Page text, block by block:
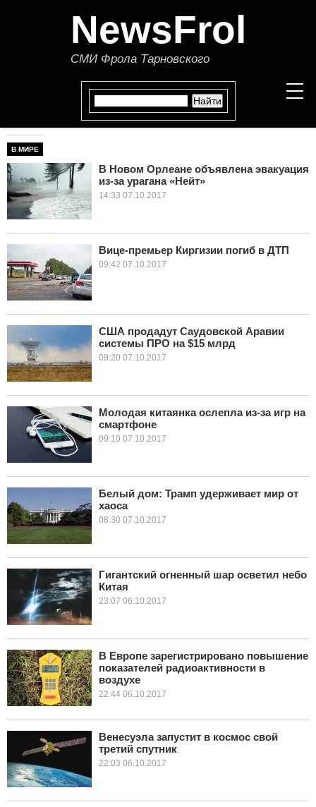
NewsFrol
СМИ Фрола Тарновского
СТАТЬИ
ЭКОНОМИКА
ОБЩЕСТВО
КУЛЬТУРА
ШОУ-БИЗНЕС
ЭГОИЗМ
В МИРЕ
В Новом Орлеане объявлена эвакуация
из-за урагана «Нейт»
14:33 07.10.2017
Вице-премьер Киргизии погиб в ДТП
09:42 07.10.2017
США продадут Саудовской Аравии
системы ПРО на $15 млрд
09:20 07.10.2017
Молодая китаянка ослепла из-за игр на
смартфоне
09:10 07.10.2017
Белый дом: Трамп удерживает мир от
хаоса
08:30 07.10.2017
Гигантский огненный шар осветил небо
Китая
23:07 06.10.2017
В Европе зарегистрировано повышение
показателей радиоактивности в
воздухе
22:44 06.10.2017
Венесуэла запустит в космос свой
третий спутник
22:03 06.10.2017